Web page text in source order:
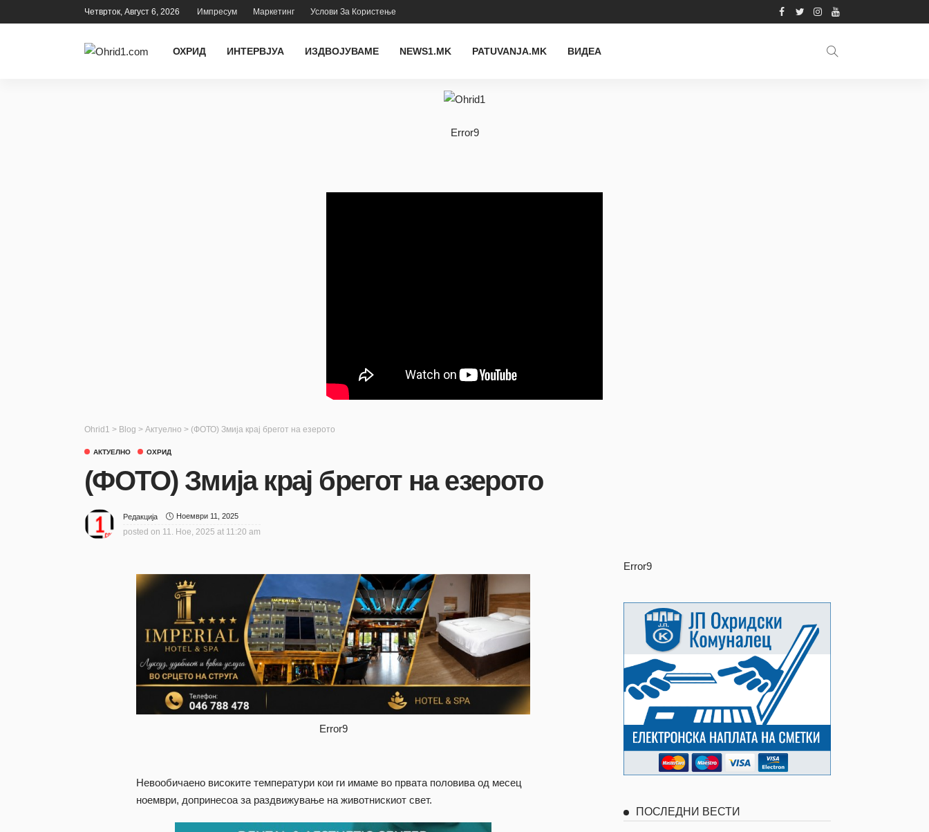
Четврток, Август 6, 2026 Импресум Маркетинг Услови За Користење
ОХРИД ИНТЕРВЈУА ИЗДВОЈУВАМЕ NEWS1.MK PATUVANJA.MK ВИДЕА
Error9
Ohrid1 > Blog > Актуелно > (ФОТО) Змија крај брегот на езерото
АКТУЕЛНО ОХРИД
(ФОТО) Змија крај брегот на езерото
Редакција Ноември 11, 2025
posted on 11. Ное, 2025 at 11:20 am
Error9
Невообичаено високите температури кои ги имаме во првата половива од месец
ноември, допринесоа за раздвижување на животнискиот свет.
Error9
ПОСЛЕДНИ ВЕСТИ